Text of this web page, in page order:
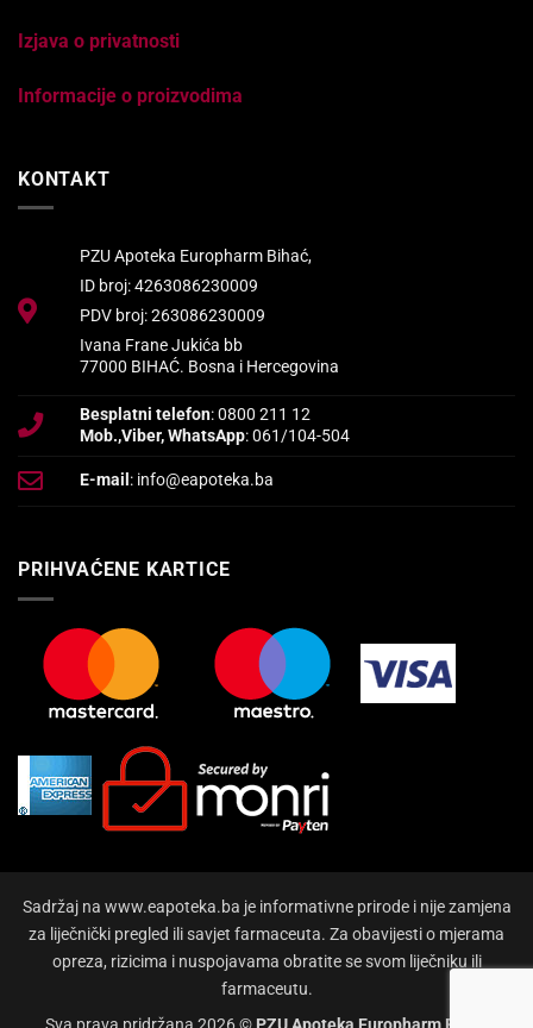
Izjava o privatnosti
Informacije o proizvodima
KONTAKT
PZU Apoteka Europharm Bihać,
ID broj: 4263086230009
PDV broj: 263086230009
Ivana Frane Jukića bb
77000 BIHAĆ. Bosna i Hercegovina
Besplatni telefon: 0800 211 12
Mob.,Viber, WhatsApp: 061/104-504
E-mail: info@eapoteka.ba
PRIHVAĆENE KARTICE
Sadržaj na www.eapoteka.ba je informativne prirode i nije zamjena
za liječnički pregled ili savjet farmaceuta. Za obavijesti o mjerama
opreza, rizicima i nuspojavama obratite se svom liječniku ili
farmaceutu.